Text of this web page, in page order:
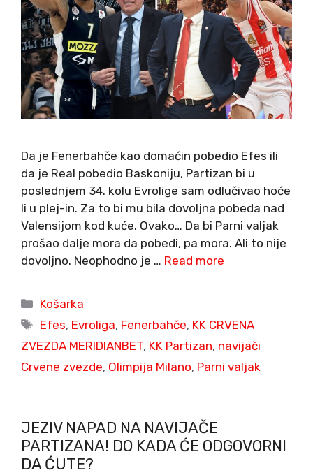
Da je Fenerbahče kao domaćin pobedio Efes ili
da je Real pobedio Baskoniju, Partizan bi u
poslednjem 34. kolu Evrolige sam odlučivao hoće
li u plej-in. Za to bi mu bila dovoljna pobeda nad
Valensijom kod kuće. Ovako… Da bi Parni valjak
prošao dalje mora da pobedi, pa mora. Ali to nije
dovoljno. Neophodno je … Read more
Categories
Košarka
Tags
Efes, Evroliga, Fenerbahče, KK CRVENA
ZVEZDA MERIDIANBET, KK Partizan, navijači
Crvene zvezde, Olimpija Milano, Parni valjak
JEZIV NAPAD NA NAVIJAČE
PARTIZANA! DO KADA ĆE ODGOVORNI
DA ĆUTE?